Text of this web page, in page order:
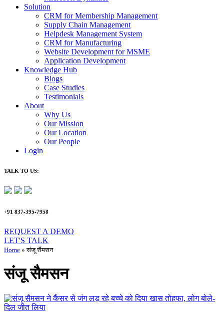
Solution
CRM for Membership Management
Supply Chain Management
Helpdesk Management System
CRM for Manufacturing
Website Development for MSME
Application Development
Knowledge Hub
Blogs
Case Studies
Testimonials
About
Why Us
Our Mission
Our Location
Our People
Login
TALK TO US:
+91 837-395-7958
REQUEST A DEMO​
LET'S TALK
Home »संजू सैमसन
संजू सैमसन